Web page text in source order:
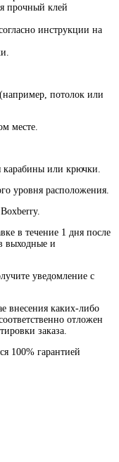
прочный клей
инструкции на
потолок или
месте.
карабины или крючки.
уровня расположения.
в течение 1 дня после
выходные и
уведомление с
внесения каких-либо
отложен
заказа
100% гарантией